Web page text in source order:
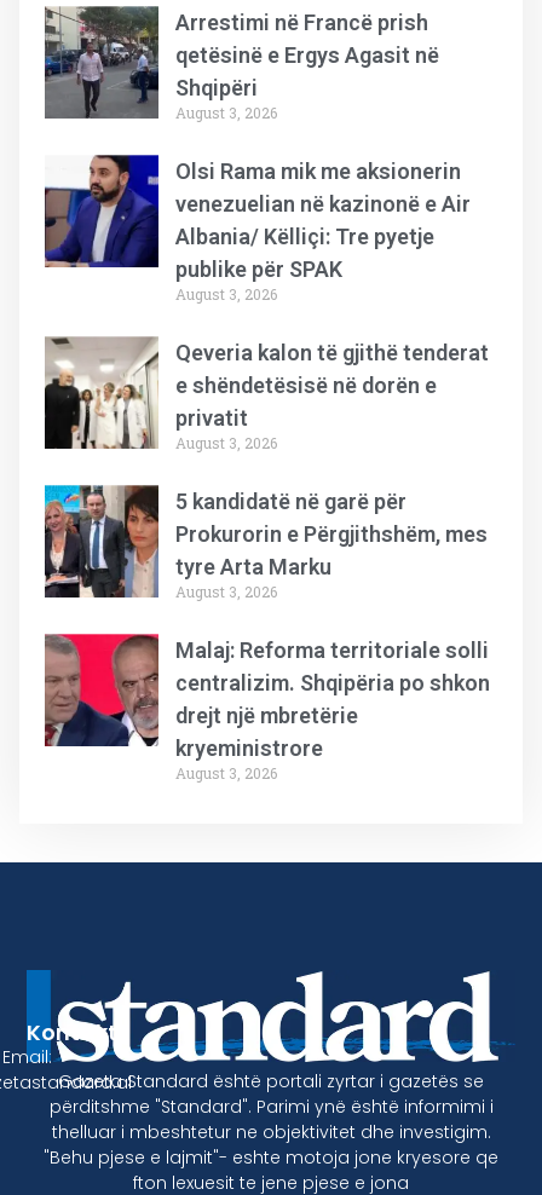
Arrestimi në Francë prish
qetësinë e Ergys Agasit në
Shqipëri
August 3, 2026
Olsi Rama mik me aksionerin
venezuelian në kazinonë e Air
Albania/ Këlliçi: Tre pyetje
publike për SPAK
August 3, 2026
Qeveria kalon të gjithë tenderat
e shëndetësisë në dorën e
privatit
August 3, 2026
5 kandidatë në garë për
Prokurorin e Përgjithshëm, mes
tyre Arta Marku
August 3, 2026
Malaj: Reforma territoriale solli
centralizim. Shqipëria po shkon
drejt një mbretërie
kryeministrore
August 3, 2026
Gazeta Standard është portali zyrtar i gazetës se
përditshme "Standard". Parimi ynë është informimi i
thelluar i mbeshtetur ne objektivitet dhe investigim.
"Behu pjese e lajmit"- eshte motoja jone kryesore qe
fton lexuesit te jene pjese e jona
Kontakt
Email: